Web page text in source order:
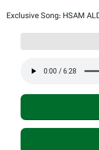
Exclusive Song: HSAM